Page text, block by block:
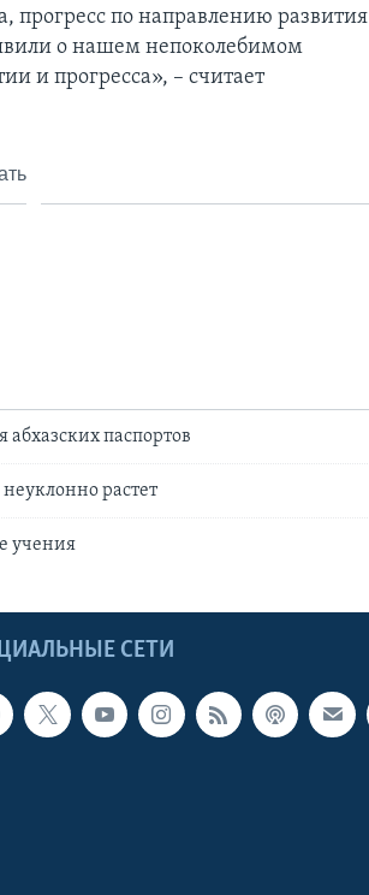
прогресс по направлению развития
о нашем непоколебимом
и прогресса», – считает
паспортов
растет
учения
СЕТИ